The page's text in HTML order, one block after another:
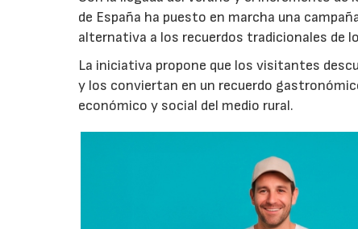
de España ha puesto en marcha una
alternativa a los recuerdos tradicionales de
La iniciativa propone que los visitantes
y los conviertan en un recuerdo
económico y social del medio rural.